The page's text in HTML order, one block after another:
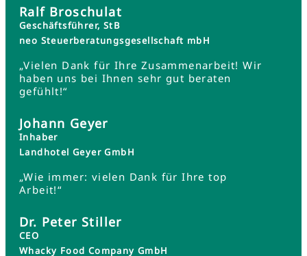
Ralf Broschulat
Geschäftsführer, StB
neo Steuerberatungsgesellschaft mbH
„Vielen Dank für Ihre Zusammenarbeit! Wir
haben uns bei Ihnen sehr gut beraten
gefühlt!“
Johann Geyer
Inhaber
Landhotel Geyer GmbH
„Wie immer: vielen Dank für Ihre top
Arbeit!“
Dr. Peter Stiller
CEO
Whacky Food Company GmbH